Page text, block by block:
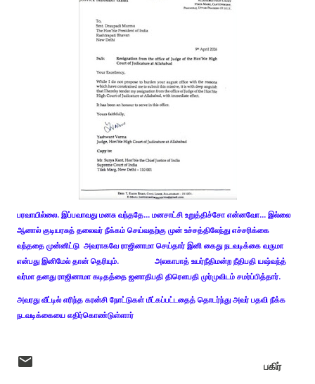
பரவாயில்லை. இப்பவாவது மனசு வந்ததே... மனசாட்சி உறுத்திச்சோ என்னவோ... இல்லை
ஆனால் குடியரசுத் தலைவர் நீக்கம் செய்வதற்கு முன் உச்சத்திலேந்து எச்சரிக்கை
வந்ததை முன்னிட்டு அவராகவே ராஜினாமா செய்தார் இனி கைது நடவடிக்கை வருமா
என்பது இனிமேல் தான் தெரியும். அலகாபாத் உயர்நீதிமன்ற நீதிபதி யஷ்வந்த்
வர்மா தனது ராஜினாமா கடிதத்தை ஜனாதிபதி திரௌபதி முர்முவிடம் சமர்ப்பித்தார்.
அவரது வீட்டில் எரிந்த கரன்சி நோட்டுகள் மீட்கப்பட்டதைத் தொடர்ந்து அவர் பதவி நீக்க
நடவடிக்கையை எதிர்கொண்டுள்ளார்
பகிர்